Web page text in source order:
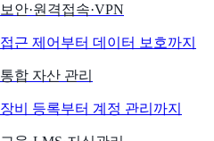
보안·원격접속·VPN
접근 제어부터 데이터 보호까지
통합 자산 관리
장비 등록부터 계정 관리까지